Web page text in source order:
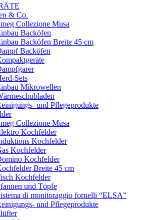
& Co.
Collezione Musa
Backöfen
Backöfen Breite 45 cm
Backöfen
Sets
Mikrowellen
und Pflegeprodukte
Collezione Musa
Kochfelder
Kochfelder
Kochfelder
Kochfelder
Breite 45 cm
Kochfelder
und Töpfe
di monitoraggio fornelli “ELSA”
und Pflegeprodukte